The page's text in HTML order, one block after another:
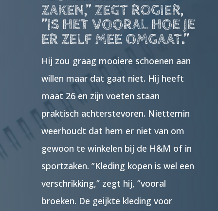
ZAKEN,” ZEGT ROGIER,
”IS HET VOORAL HOE JE
ER ZELF MEE OMGAAT.”
Hij zou graag mooiere schoenen aan
willen maar dat gaat niet. Hij heeft
maat 26 en zijn voeten staan
praktisch achterstevoren. Niettemin
weerhoudt dat hem er niet van om
gewoon te winkelen bij de H&M of in
sportzaken. ”Kleding kopen is wel een
verschrikking,” zegt hij, ”vooral
broeken. De geijkte kleding voor